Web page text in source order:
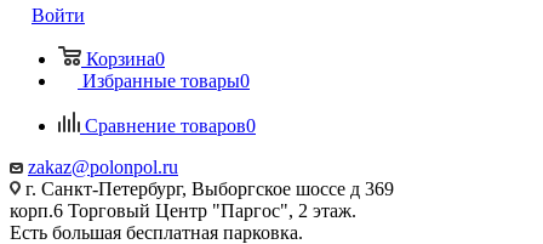
Войти
Корзина0
Избранные товары0
Сравнение товаров0
zakaz@polonpol.ru
г. Санкт-Петербург, Выборгское шоссе д 369
корп.6 Торговый Центр "Паргос", 2 этаж.
Есть большая бесплатная парковка.